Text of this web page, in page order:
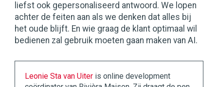
liefst ook gepersonaliseerd antwoord. We lopen
achter de feiten aan als we denken dat alles bij
het oude blijft. En wie graag de klant optimaal wil
bedienen zal gebruik moeten gaan maken van AI.
Leonie Sta van Uiter is online development